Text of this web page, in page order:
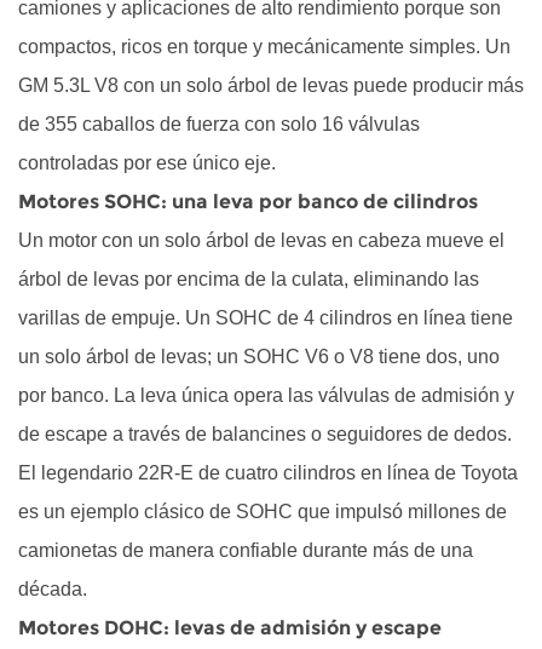
ha
fallado
3
Síntomas
un
árbol
de
levas
defectuoso
de
tictac
o
golpeteo
proveniente
tren
de
camiones y aplicaciones de alto rendimiento porque son
compactos, ricos en torque y mecánicamente simples. Un
GM 5.3L V8 con un solo árbol de levas puede producir más
de 355 caballos de fuerza con solo 16 válvulas
controladas por ese único eje.
Motores SOHC: una leva por banco de cilindros
Un motor con un solo árbol de levas en cabeza mueve el
árbol de levas por encima de la culata, eliminando las
varillas de empuje. Un SOHC de 4 cilindros en línea tiene
un solo árbol de levas; un SOHC V6 o V8 tiene dos, uno
por banco. La leva única opera las válvulas de admisión y
de escape a través de balancines o seguidores de dedos.
El legendario 22R-E de cuatro cilindros en línea de Toyota
es un ejemplo clásico de SOHC que impulsó millones de
camionetas de manera confiable durante más de una
década.
Motores DOHC: levas de admisión y escape